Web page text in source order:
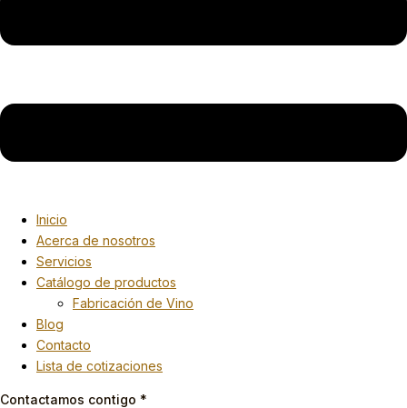
Inicio
Acerca de nosotros
Servicios
Catálogo de productos
Fabricación de Vino
Blog
Contacto
Lista de cotizaciones
Contactamos contigo *